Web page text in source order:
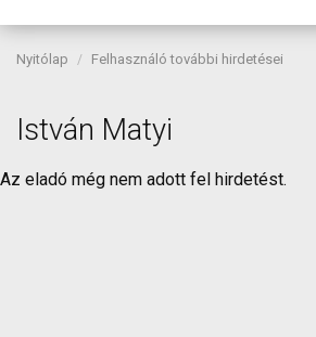
Nyitólap Felhasználó további hirdetései
István Matyi
Az eladó még nem adott fel hirdetést.